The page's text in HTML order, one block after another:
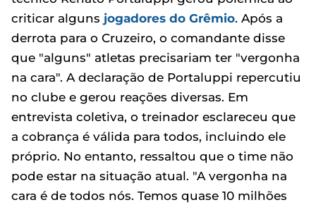
criticar alguns jogadores do Grêmio. Após a
derrota para o Cruzeiro, o comandante disse
que "alguns" atletas precisariam ter "vergonha
na cara". A declaração de Portaluppi repercutiu
no clube e gerou reações diversas. Em
entrevista coletiva, o treinador esclareceu que
a cobrança é válida para todos, incluindo ele
próprio. No entanto, ressaltou que o time não
pode estar na situação atual. "A vergonha na
cara é de todos nós. Temos quase 10 milhões